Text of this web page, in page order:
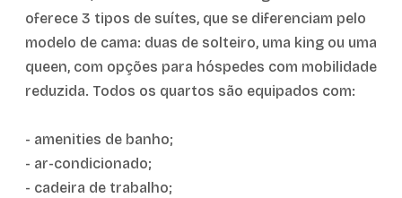
oferece 3 tipos de suítes, que se diferenciam pelo
modelo de cama: duas de solteiro, uma king ou uma
queen, com opções para hóspedes com mobilidade
reduzida. Todos os quartos são equipados com:
- amenities de banho;
- ar-condicionado;
- cadeira de trabalho;